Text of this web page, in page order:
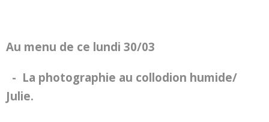
Au menu de ce lundi 30/03
- La photographie au collodion humide/
Julie.